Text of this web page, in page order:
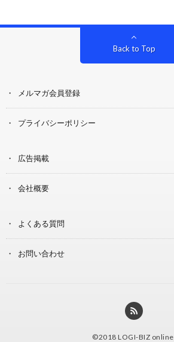
Back to Top
メルマガ会員登録
プライバシーポリシー
広告掲載
会社概要
よくある質問
お問い合わせ
©2018 LOGI-BIZ online